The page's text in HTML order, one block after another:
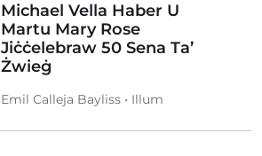
Michael Vella Haber U
Martu Mary Rose
Jiċċelebraw 50 Sena Ta’
Żwieġ
Emil Calleja Bayliss • Illum